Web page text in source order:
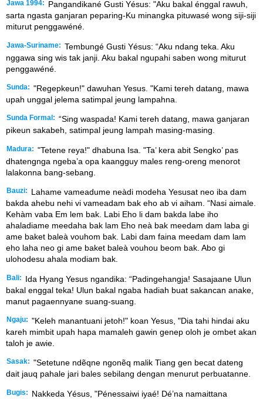
Jawa 1994:
Pangandikané Gusti Yésus: "Aku bakal énggal rawuh,
sarta ngasta ganjaran peparing-Ku minangka pituwasé wong siji-siji
miturut penggawéné.
Jawa-Suriname: Tembungé Gusti Yésus: “Aku ndang teka. Aku
nggawa sing wis tak janji. Aku bakal ngupahi saben wong miturut
penggawéné.
Sunda: "Regepkeun!" dawuhan Yesus. "Kami tereh datang, mawa
upah unggal jelema satimpal jeung lampahna.
Sunda Formal: “Sing waspada! Kami tereh datang, mawa ganjaran
pikeun sakabeh, satimpal jeung lampah masing-masing.
Madura: "Tetene reya!" dhabuna Isa. "Ta’ kera abit Sengko’ pas
dhatengnga ngeba’a opa kaangguy males reng-oreng menorot
lalakonna bang-sebang.
Bauzi:
Lahame vameadume neàdi modeha Yesusat neo iba dam
bakda ahebu nehi vi vameadam bak eho ab vi aiham. “Nasi aimale.
Kehàm vaba Em lem bak. Labi Eho li dam bakda labe iho
ahaladiame meedaha bak lam Eho neà bak meedam dam laba gi
ame baket baleà vouhom bak. Labi dam faina meedam dam lam
eho laha neo gi ame baket baleà vouhou beom bak. Abo gi
ulohodesu ahala modiam bak.
Bali:
Ida Hyang Yesus ngandika: “Padingehangja! Sasajaane Ulun
bakal enggal teka! Ulun bakal ngaba hadiah buat sakancan anake,
manut pagaennyane suang-suang.
Ngaju: "Keleh manantuani jetoh!" koan Yesus, "Dia tahi hindai aku
kareh mimbit upah hapa mamaleh gawin genep oloh je ombet akan
taloh je awie.
Sasak: "Setetune ndẽqne ngonẽq malik Tiang gen becat dateng
dait jauq pahale jari bales sebilang dengan menurut perbuatanne.
Bugis:
Nakkeda Yésus, "Pénessaiwi iyaé! Dé’na namaittana